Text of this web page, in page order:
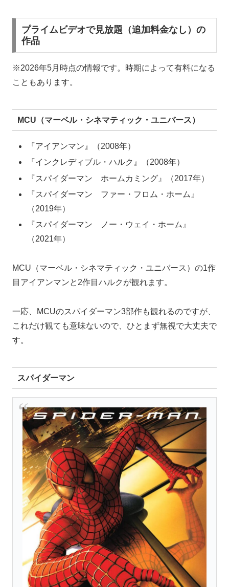
プライムビデオで見放題（追加料金なし）の
作品
※2026年5月時点の情報です。時期によって有料になる
こともあります。
MCU（マーベル・シネマティック・ユニバース）
『アイアンマン』（2008年）
『インクレディブル・ハルク』（2008年）
『スパイダーマン ホームカミング』（2017年）
『スパイダーマン ファー・フロム・ホーム』
（2019年）
『スパイダーマン ノー・ウェイ・ホーム』
（2021年）
MCU（マーベル・シネマティック・ユニバース）の1作
目アイアンマンと2作目ハルクが観れます。
一応、MCUのスパイダーマン3部作も観れるのですが、
これだけ観ても意味ないので、ひとまず無視で大丈夫で
す。
スパイダーマン